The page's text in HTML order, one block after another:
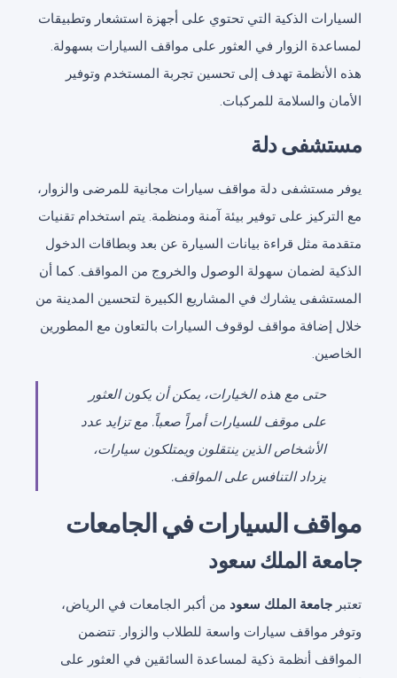
السيارات الذكية التي تحتوي على أجهزة استشعار وتطبيقات
لمساعدة الزوار في العثور على مواقف السيارات بسهولة.
هذه الأنظمة تهدف إلى تحسين تجربة المستخدم وتوفير
الأمان والسلامة للمركبات.
مستشفى دلة
يوفر مستشفى دلة مواقف سيارات مجانية للمرضى والزوار،
مع التركيز على توفير بيئة آمنة ومنظمة. يتم استخدام تقنيات
متقدمة مثل قراءة بيانات السيارة عن بعد وبطاقات الدخول
الذكية لضمان سهولة الوصول والخروج من المواقف. كما أن
المستشفى يشارك في المشاريع الكبيرة لتحسين المدينة من
خلال إضافة مواقف لوقوف السيارات بالتعاون مع المطورين
الخاصين.
حتى مع هذه الخيارات، يمكن أن يكون العثور
على موقف للسيارات أمراً صعباً. مع تزايد عدد
الأشخاص الذين ينتقلون ويمتلكون سيارات،
يزداد التنافس على المواقف.
مواقف السيارات في الجامعات
جامعة الملك سعود
تعتبر جامعة الملك سعود من أكبر الجامعات في الرياض،
وتوفر مواقف سيارات واسعة للطلاب والزوار. تتضمن
المواقف أنظمة ذكية لمساعدة السائقين في العثور على